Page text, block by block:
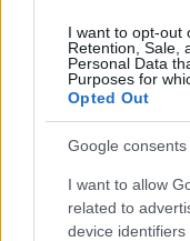
I want to opt-out
Retention, Sale,
Personal Data
Purposes for
Opted Out
Google consents
I want to allow
related to
device identifiers
Κατερίνα
τεσσάρων
ηλιοβασίλεμα
08.08.2026